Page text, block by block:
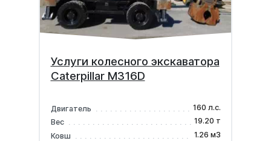
Услуги колесного экскаватора
Caterpillar M316D
Двигатель
160 л.с.
Вес
19.20 т
Ковш
1.26 м3